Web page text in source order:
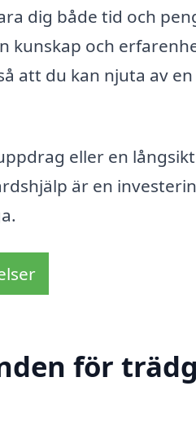
dig både tid och
kunskap och
att du kan njuta av
eller en
är en
för